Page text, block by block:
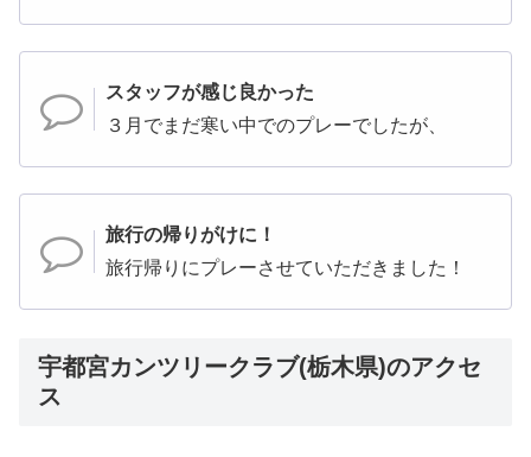
スタッフが感じ良かった
３月でまだ寒い中でのプレーでしたが、
旅行の帰りがけに！
旅行帰りにプレーさせていただきました！
宇都宮カンツリークラブ(栃木県)のアクセ
ス